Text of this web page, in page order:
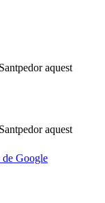
aquest
aquest
de Google